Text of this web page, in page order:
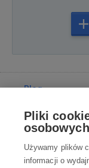
Blog
Poradnia
Wszystko o
Pliki
osobowych
Używamy plików
informacji o